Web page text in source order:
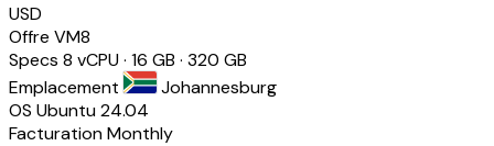
USD
Offre VM8
Specs 8 vCPU · 16 GB · 320 GB
Emplacement
Johannesburg
OS Ubuntu 24.04
FacturationMonthly